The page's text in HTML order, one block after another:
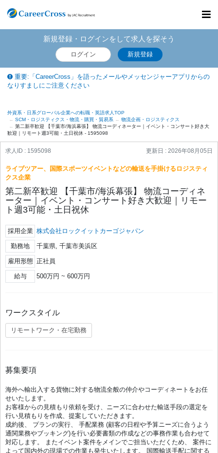
新規登録・ログインをして求人を探そう
ログイン 新規登録
重要:「CareerCross」を語ったメールやメッセンジャーアプリからの
なりすましにご注意ください
外資系・日系グローバル企業への転職・英語求人TOP
SCM・ロジスティクス・物流・購買・貿易系
物流企画・ロジスティクス
第二新卒歓迎 【千葉市/海浜幕張】 物流コーディネーター｜イベント・コンサート好き大
歓迎｜リモート週3可能・土日祝休 - 1595098
求人ID : 1595098 更新日 : 2026年08月05日
ライブツアー、国際スポーツイベントなどの輸送を手掛けるロジスティ
クス企業
第二新卒歓迎 【千葉市/海浜幕張】 物流コーディネ
ーター｜イベント・コンサート好き大歓迎｜リモー
ト週3可能・土日祝休
採用企業 株式会社ロックイットカーゴジャパン
勤務地 千葉県, 千葉市美浜区
雇用形態 正社員
給与 500万円 ~ 600万円
ワークスタイル
リモートワーク・在宅勤務
募集要項
海外へ輸出入する貨物に対する物流全般の仲介やコーディネートをお任
せいたします。
お客様からの見積もり依頼を受け、ニーズに合わせた輸送手段の選定を
行い見積もりを作成、提案していただきます。
成約後、 プランの実行、 手配業務 (顧客の日程や予算ニーズに合うよう
通関業務やブッキング)を行い必要書類の作成などの事務作業も合わせて
対応します。 またイベント案件をメインでご担当いただくため、 案件に
よって国内外の現場での作業も発生いたします。 国際輸送手配に関する